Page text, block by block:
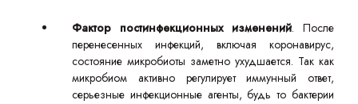
Фактор постинфекционных изменений. После
перенесенных инфекций, включая коронавирус,
состояние микробиоты заметно ухудшается. Так как
микробиом активно регулирует иммунный ответ,
серьезные инфекционные агенты, будь то бактерии